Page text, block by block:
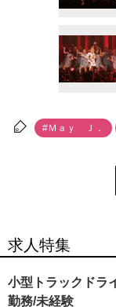
#Ｍａｙ Ｊ．
求人特集
小型トラックドラ
勤務/未経験